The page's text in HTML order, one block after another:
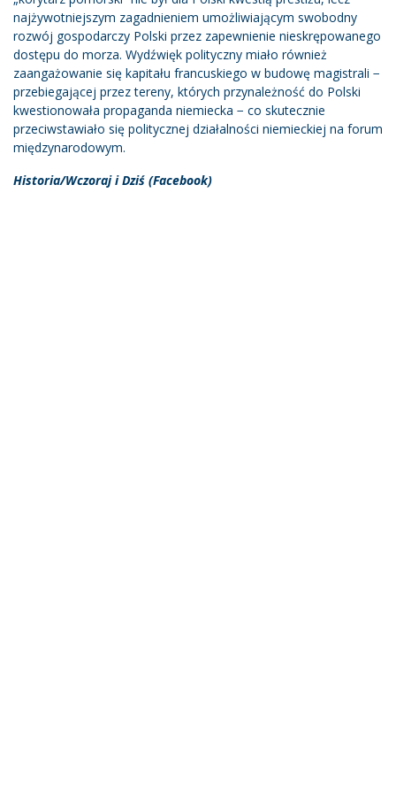
najżywotniejszym zagadnieniem umożliwiającym swobodny
rozwój gospodarczy Polski przez zapewnienie nieskrępowanego
dostępu do morza. Wydźwięk polityczny miało również
zaangażowanie się kapitału francuskiego w budowę magistrali −
przebiegającej przez tereny, których przynależność do Polski
kwestionowała propaganda niemiecka − co skutecznie
przeciwstawiało się politycznej działalności niemieckiej na forum
międzynarodowym.
Historia/Wczoraj i Dziś (Facebook)